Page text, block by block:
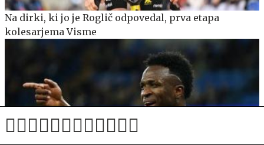
Na dirki, ki jo je Roglič odpovedal, prva etapa
kolesarjema Visme